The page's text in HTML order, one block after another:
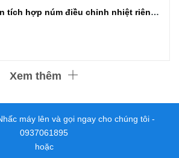
Nồi lẩu điện 2 ngăn tích hợp núm điều chỉnh nhiệt riêng biệt
Xem thêm
máy lên và gọi ngay cho chúng tôi -
0937061895
hoặc